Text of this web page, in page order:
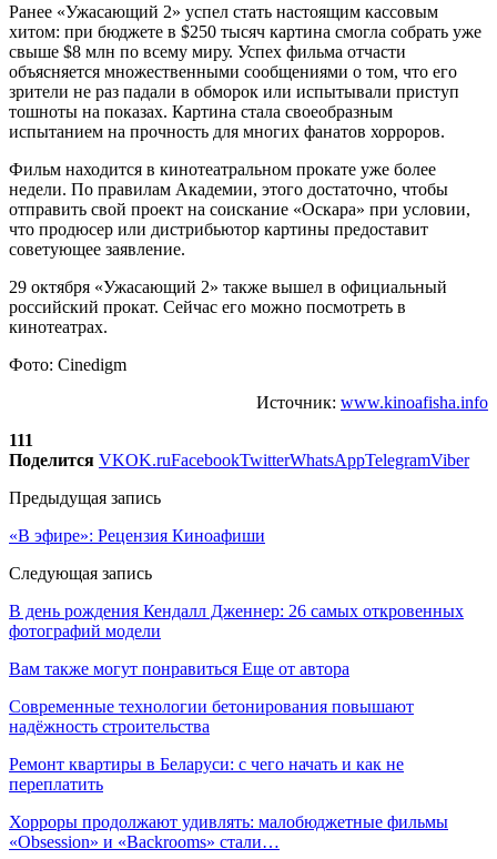
Ранее «Ужасающий 2» успел стать настоящим кассовым
хитом: при бюджете в $250 тысяч картина смогла собрать уже
свыше $8 млн по всему миру. Успех фильма отчасти
объясняется множественными сообщениями о том, что его
зрители не раз падали в обморок или испытывали приступ
тошноты на показах. Картина стала своеобразным
испытанием на прочность для многих фанатов хорроров.
Фильм находится в кинотеатральном прокате уже более
недели. По правилам Академии, этого достаточно, чтобы
отправить свой проект на соискание «Оскара» при условии,
что продюсер или дистрибьютор картины предоставит
советующее заявление.
29 октября «Ужасающий 2» также вышел в официальный
российский прокат. Сейчас его можно посмотреть в
кинотеатрах.
Фото: Cinedigm
Источник: www.kinoafisha.info
111
Поделится VKOK.ruFacebookTwitterWhatsAppTelegramViber
Предыдущая запись
«В эфире»: Рецензия Киноафиши
Следующая запись
В день рождения Кендалл Дженнер: 26 самых откровенных
фотографий модели
Вам также могут понравиться Еще от автора
Современные технологии бетонирования повышают
надёжность строительства
Ремонт квартиры в Беларуси: с чего начать и как не
переплатить
Хорроры продолжают удивлять: малобюджетные фильмы
«Obsession» и «Backrooms» стали…